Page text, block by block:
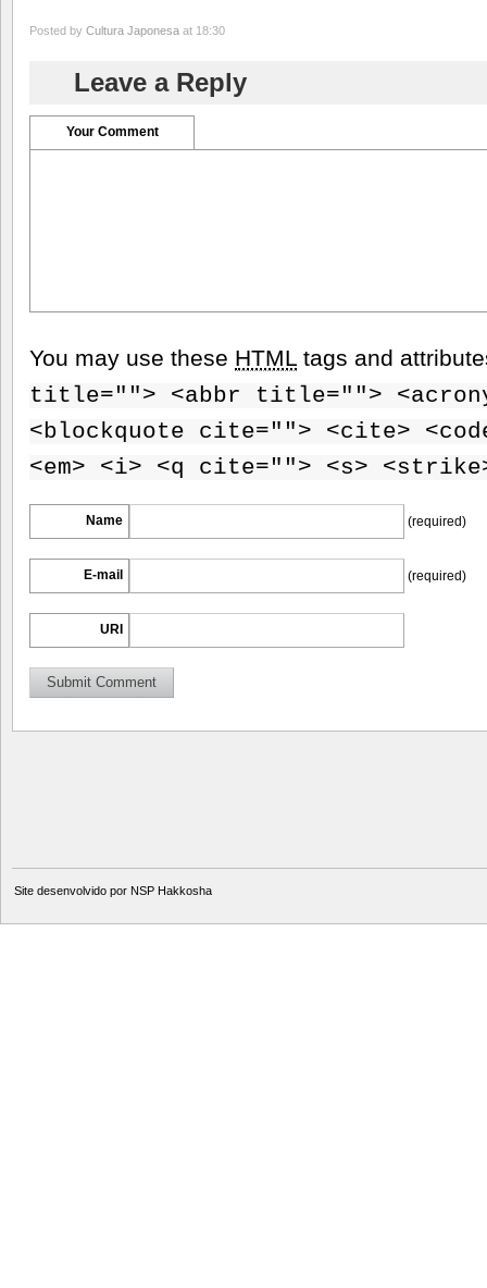
Posted by Cultura Japonesa at 18:30
Leave a Reply
Your Comment
You may use these HTML tags and
title=""> <abbr title="">
<blockquote cite=""> <cite>
<em> <i> <q cite=""> <s>
Name (required)
E-mail (required)
URI
Site desenvolvido por NSP Hakkosha